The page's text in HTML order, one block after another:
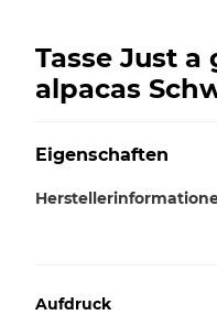
Tasse Just
alpacas
Eigenschaften
Aufdruck